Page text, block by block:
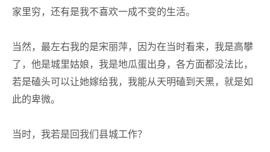
家里穷，还有是我不喜欢一成不变的生活。
当然，最左右我的是宋丽萍，因为在当时看来，我是高攀
了，他是城里姑娘，我是地瓜蛋出身，各方面都没法比，
若是磕头可以让她嫁给我，我能从天明磕到天黑，就是如
此的卑微。
当时，我若是回我们县城工作？